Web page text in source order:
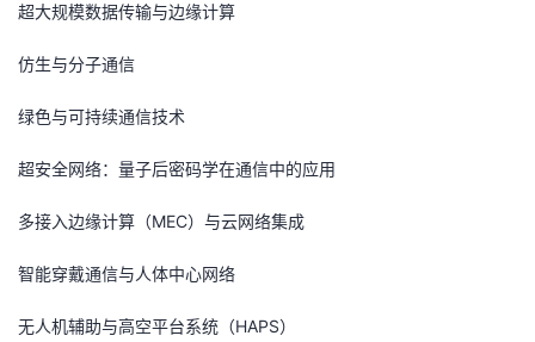
超大规模数据传输与边缘计算
仿生与分子通信
绿色与可持续通信技术
超安全网络：量子后密码学在通信中的应用
多接入边缘计算（MEC）与云网络集成
智能穿戴通信与人体中心网络
无人机辅助与高空平台系统（HAPS）